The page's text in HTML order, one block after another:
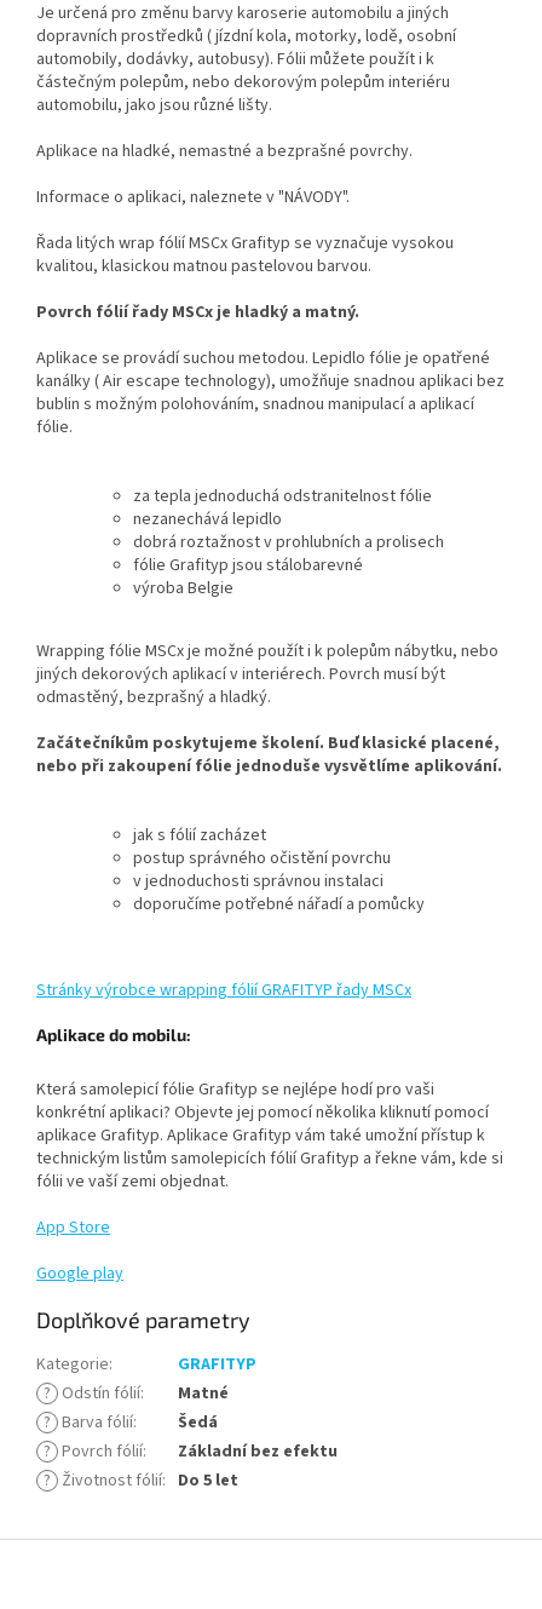
Je určená pro změnu barvy karoserie automobilu a jiných
dopravních prostředků ( jízdní kola, motorky, lodě, osobní
automobily, dodávky, autobusy). Fólii můžete použít i k
částečným polepům, nebo dekorovým polepům interiéru
automobilu, jako jsou různé lišty.
Aplikace na hladké, nemastné a bezprašné povrchy.
Informace o aplikaci, naleznete v "NÁVODY".
Řada litých wrap fólií MSCx Grafityp se vyznačuje vysokou
kvalitou, klasickou matnou pastelovou barvou.
Povrch fólií řady MSCx je hladký a matný.
Aplikace se provádí suchou metodou. Lepidlo fólie je opatřené
kanálky ( Air escape technology), umožňuje snadnou aplikaci bez
bublin s možným polohováním, snadnou manipulací a aplikací
fólie.
za tepla jednoduchá odstranitelnost fólie
nezanechává lepidlo
dobrá roztažnost v prohlubních a prolisech
fólie Grafityp jsou stálobarevné
výroba Belgie
Wrapping fólie MSCx je možné použít i k polepům nábytku, nebo
jiných dekorových aplikací v interiérech. Povrch musí být
odmastěný, bezprašný a hladký.
Začátečníkům poskytujeme školení. Buď klasické placené,
nebo při zakoupení fólie jednoduše vysvětlíme aplikování.
jak s fólií zacházet
postup správného očistění povrchu
v jednoduchosti správnou instalaci
doporučíme potřebné nářadí a pomůcky
Stránky výrobce wrapping fólií GRAFITYP řady MSCx
Aplikace do mobilu:
Která samolepicí fólie Grafityp se nejlépe hodí pro vaši
konkrétní aplikaci? Objevte jej pomocí několika kliknutí pomocí
aplikace Grafityp. Aplikace Grafityp vám také umožní přístup k
technickým listům samolepicích fólií Grafityp a řekne vám, kde si
fólii ve vaší zemi objednat.
App Store
Google play
Doplňkové parametry
Kategorie:
GRAFITYP
? Odstín fólií:
Matné
? Barva fólií:
Šedá
? Povrch fólií:
Základní bez efektu
? Životnost fólií: Do 5 let